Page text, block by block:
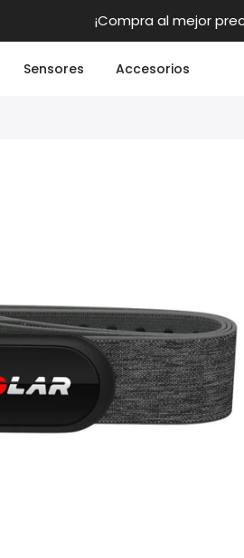
¡Compra al mejor
Sensores Accesorios